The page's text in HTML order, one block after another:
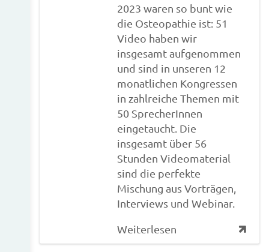
2023 waren so bunt wie
die Osteopathie ist: 51
Video haben wir
insgesamt aufgenommen
und sind in unseren 12
monatlichen Kongressen
in zahlreiche Themen mit
50 SprecherInnen
eingetaucht. Die
insgesamt über 56
Stunden Videomaterial
sind die perfekte
Mischung aus Vorträgen,
Interviews und Webinar.
Weiterlesen